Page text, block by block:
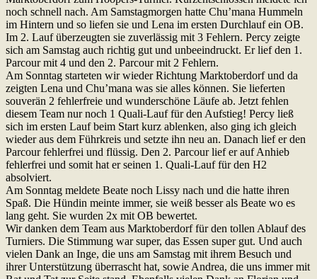
noch schnell nach. Am Samstagmorgen hatte Chu’mana Hummeln
im Hintern und so liefen sie und Lena im ersten Durchlauf ein OB.
Im 2. Lauf überzeugten sie zuverlässig mit 3 Fehlern. Percy zeigte
sich am Samstag auch richtig gut und unbeeindruckt. Er lief den 1.
Parcour mit 4 und den 2. Parcour mit 2 Fehlern.
Am Sonntag starteten wir wieder Richtung Marktoberdorf und da
zeigten Lena und Chu’mana was sie alles können. Sie lieferten
souverän 2 fehlerfreie und wunderschöne Läufe ab. Jetzt fehlen
diesem Team nur noch 1 Quali-Lauf für den Aufstieg! Percy ließ
sich im ersten Lauf beim Start kurz ablenken, also ging ich gleich
wieder aus dem Führkreis und setzte ihn neu an. Danach lief er den
Parcour fehlerfrei und flüssig. Den 2. Parcour lief er auf Anhieb
fehlerfrei und somit hat er seinen 1. Quali-Lauf für den H2
absolviert.
Am Sonntag meldete Beate noch Lissy nach und die hatte ihren
Spaß. Die Hündin meinte immer, sie weiß besser als Beate wo es
lang geht. Sie wurden 2x mit OB bewertet.
Wir danken dem Team aus Marktoberdorf für den tollen Ablauf des
Turniers. Die Stimmung war super, das Essen super gut. Und auch
vielen Dank an Inge, die uns am Samstag mit ihrem Besuch und
ihrer Unterstützung überrascht hat, sowie Andrea, die uns immer mit